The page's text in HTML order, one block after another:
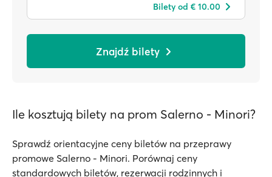
Bilety od € 10.00
Znajdź bilety
Ile kosztują bilety na prom Salerno - Minori?
Sprawdź orientacyjne ceny biletów na przeprawy
promowe Salerno - Minori. Porównaj ceny
standardowych biletów, rezerwacji rodzinnych i